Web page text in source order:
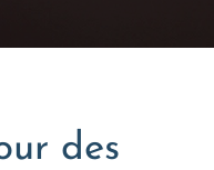
des